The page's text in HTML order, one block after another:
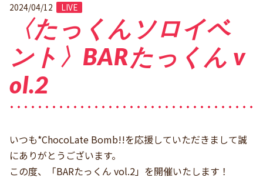
2024/04/12 LIVE
〈たっくんソロイベ
ント〉BARたっくん v
ol.2
いつも*ChocoLate Bomb!!を応援していただきまして誠
にありがとうございます。
この度、「BARたっくん vol.2」を開催いたします！